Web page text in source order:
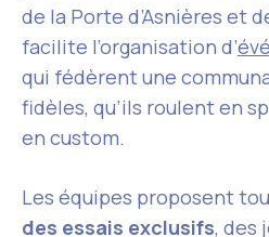
de la Porte d’Asnières et
facilite l’organisation d’
qui fédèrent une
fidèles, qu’ils roulent en
en custom.
Les équipes proposent
des essais exclusifs, des